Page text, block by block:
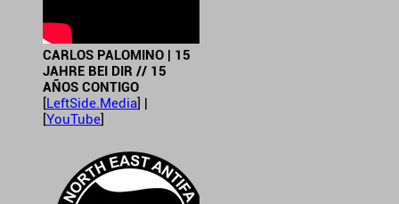
CARLOS PALOMINO | 15
JAHRE BEI DIR // 15
AÑOS CONTIGO
[LeftSide.Media] |
[YouTube]